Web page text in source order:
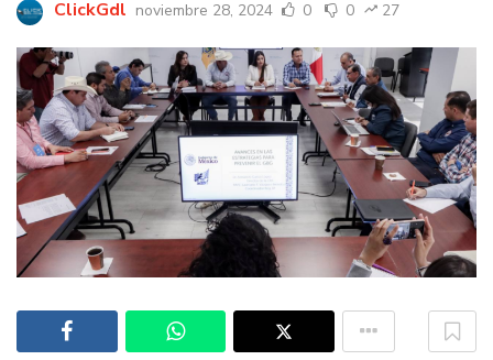
ClickGdl noviembre 28, 2024 0 0 27